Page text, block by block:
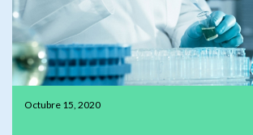
Octubre 15, 2020